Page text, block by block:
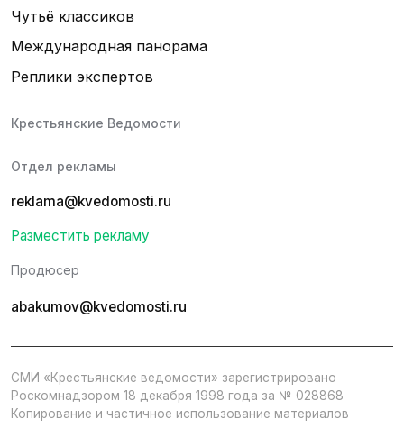
Чутьё классиков
Международная панорама
Реплики экспертов
Крестьянские Ведомости
Отдел рекламы
reklama@kvedomosti.ru
Разместить рекламу
Продюсер
abakumov@kvedomosti.ru
СМИ «Крестьянские ведомости» зарегистрировано
Роскомнадзором 18 декабря 1998 года за № 028868
Копирование и частичное использование материалов